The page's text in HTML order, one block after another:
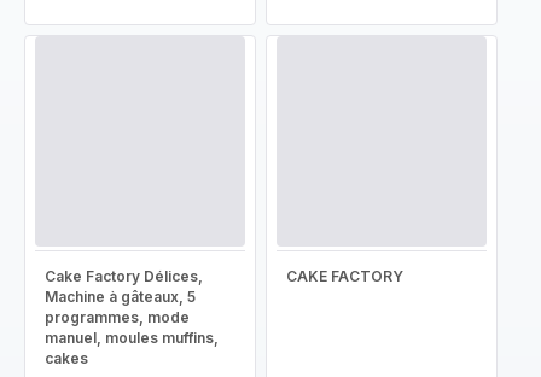
Cake Factory Délices,
Machine à gâteaux, 5
programmes, mode
manuel, moules muffins,
cakes
CAKE FACTORY